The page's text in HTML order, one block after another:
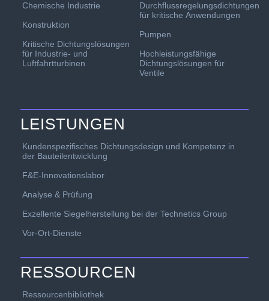
Chemische Industrie
Konstruktion
Kritische Dichtungslösungen
für Industrie- und
Luftfahrtturbinen
Durchflussregelungsdichtungen
für kritische Anwendungen
Pumpen
Hochleistungsfähige
Dichtungslösungen für
Ventile
LEISTUNGEN
Kundenspezifisches Dichtungsdesign und Kompetenz in
der Bauteilentwicklung
F&E-Innovationslabor
Analyse & Prüfung
Exzellente Siegelherstellung bei der Technetics Group
Vor-Ort-Dienste
RESSOURCEN
Ressourcenbibliothek